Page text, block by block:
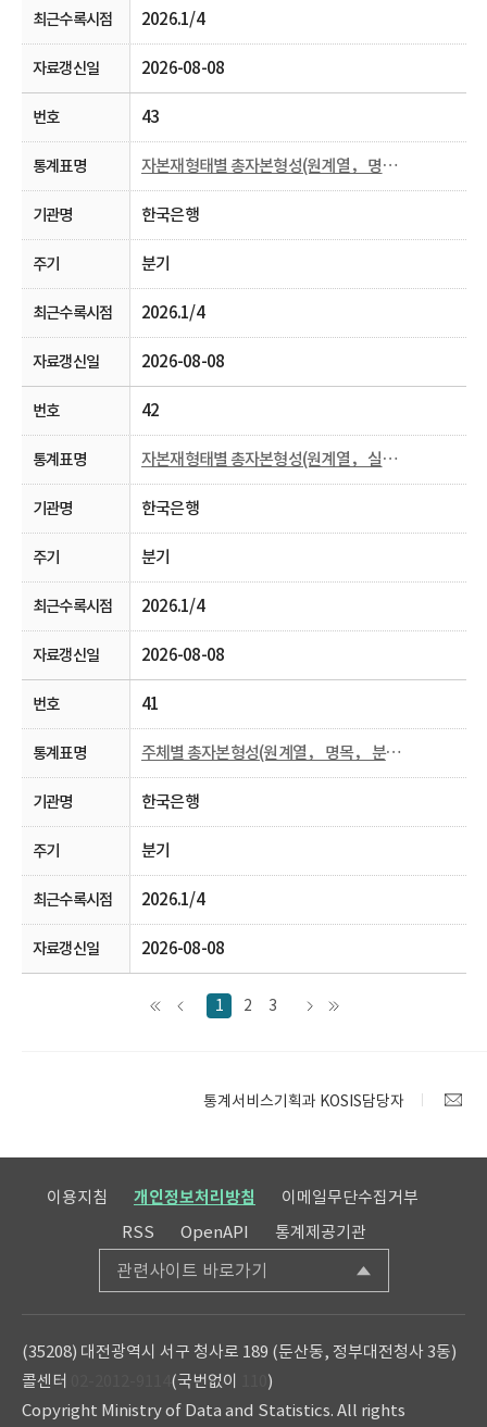
2026.1/4
2026-08-08
43
자본재형태별 총자본형성(원계열， 명목， 분기 및 연간)
한국은행
분기
2026.1/4
2026-08-08
42
자본재형태별 총자본형성(원계열， 실질， 분기 및 연간)
한국은행
분기
2026.1/4
2026-08-08
41
주체별 총자본형성(원계열， 명목， 분기 및 연간)
한국은행
분기
2026.1/4
2026-08-08
1 2 3
통계서비스기획과 KOSIS담당자
이용지침 개인정보처리방침
이메일무단수집거부
RSS
OpenAPI 통계제공기관
관련사이트 바로가기
(35208) 대전광역시 서구 청사로 189 (둔산동, 정부대전청사 3동)
콜센터
(국번없이
)
Copyright Ministry of Data and Statistics. All rights